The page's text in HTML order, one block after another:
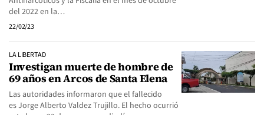
del 2022 en la…
22/02/23
LA LIBERTAD
Investigan muerte de hombre de
69 años en Arcos de Santa Elena
Las autoridades informaron que el fallecido
es Jorge Alberto Valdez Trujillo. El hecho ocurrió